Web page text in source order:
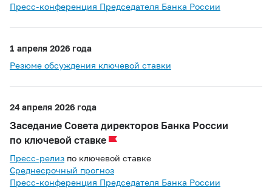
Пресс-конференция Председателя Банка России
1 апреля 2026 года
Резюме обсуждения ключевой ставки
24 апреля 2026 года
Заседание Совета директоров Банка России
по ключевой ставке
Пресс-релиз по ключевой ставке
Среднесрочный прогноз
Пресс-конференция Председателя Банка России